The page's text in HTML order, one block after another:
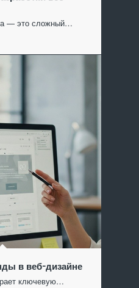
— это сложный…
в веб-дизайне
ключевую…